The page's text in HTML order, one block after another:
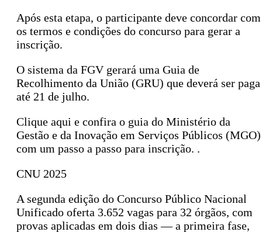
Após esta etapa, o participante deve concordar com
os termos e condições do concurso para gerar a
inscrição.
O sistema da FGV gerará uma Guia de
Recolhimento da União (GRU) que deverá ser paga
até 21 de julho.
Clique aqui e confira o guia do Ministério da
Gestão e da Inovação em Serviços Públicos (MGO)
com um passo a passo para inscrição. .
CNU 2025
A segunda edição do Concurso Público Nacional
Unificado oferta 3.652 vagas para 32 órgãos, com
provas aplicadas em dois dias — a primeira fase,